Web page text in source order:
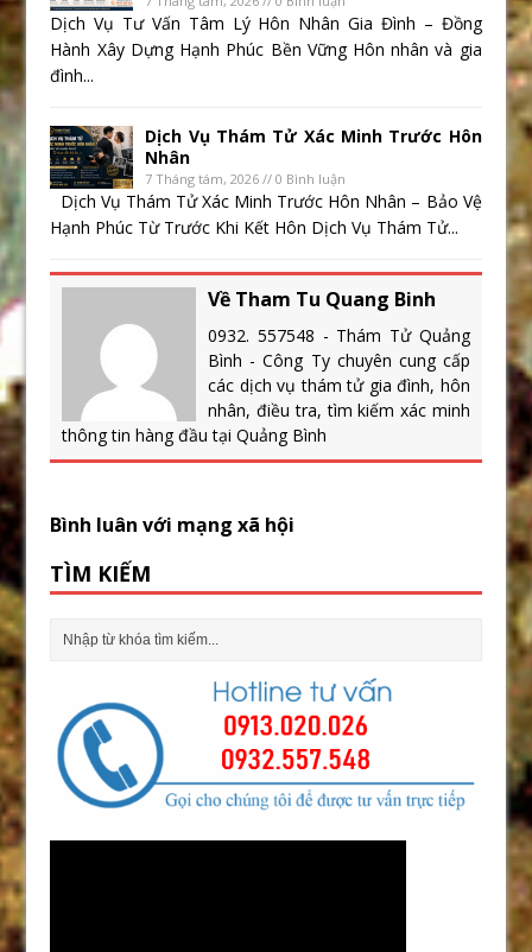
Dịch Vụ Tư Vấn Tâm Lý Hôn Nhân Gia Đình – Đồng
Hành Xây Dựng Hạnh Phúc Bền Vững Hôn nhân và gia
đình...
Dịch Vụ Thám Tử Xác Minh Trước Hôn
Nhân
7 Tháng tám, 2026 // 0 Bình luận
Dịch Vụ Thám Tử Xác Minh Trước Hôn Nhân – Bảo Vệ
Hạnh Phúc Từ Trước Khi Kết Hôn Dịch Vụ Thám Tử...
Về Tham Tu Quang Binh
0932. 557548 - Thám Tử Quảng
Bình - Công Ty chuyên cung cấp
các dịch vụ thám tử gia đình, hôn
nhân, điều tra, tìm kiếm xác minh
thông tin hàng đầu tại Quảng Bình
Bình luân với mạng xã hội
TÌM KIẾM